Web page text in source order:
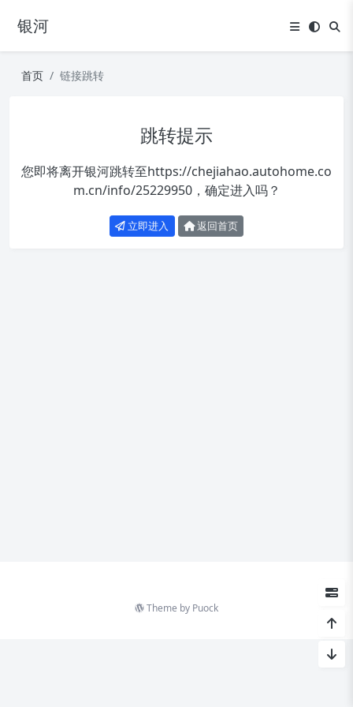
银河
首页 链接跳转
跳转提示
您即将离开银河跳转至https://chejiahao.autohome.co
m.cn/info/25229950，确定进入吗？
立即进入 返回首页
Theme by Puock